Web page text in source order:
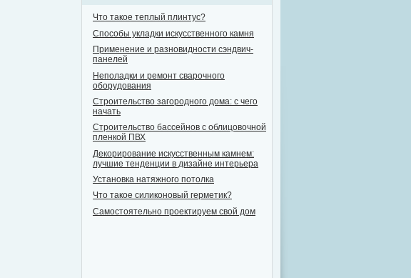
Что такое теплый плинтус?
Способы укладки искусственного камня
Применение и разновидности сэндвич-
панелей
Неполадки и ремонт сварочного
оборудования
Строительство загородного дома: с чего
начать
Строительство бассейнов с облицовочной
пленкой ПВХ
Декорирование искусственным камнем:
лучшие тенденции в дизайне интерьера
Установка натяжного потолка
Что такое силиконовый герметик?
Самостоятельно проектируем свой дом